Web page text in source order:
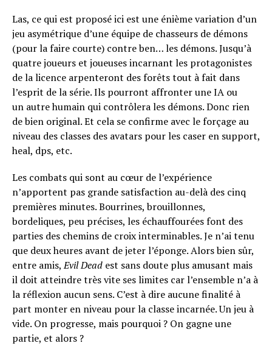
Las, ce qui est proposé ici est une énième variation d’un
jeu asymétrique d’une équipe de chasseurs de démons
(pour la faire courte) contre ben… les démons. Jusqu’à
quatre joueurs et joueuses incarnant les protagonistes
de la licence arpenteront des forêts tout à fait dans
l’esprit de la série. Ils pourront affronter une IA ou
un autre humain qui contrôlera les démons. Donc rien
de bien original. Et cela se confirme avec le forçage au
niveau des classes des avatars pour les caser en support,
heal, dps, etc.
Les combats qui sont au cœur de l’expérience
n’apportent pas grande satisfaction au-delà des cinq
premières minutes. Bourrines, brouillonnes,
bordeliques, peu précises, les échauffourées font des
parties des chemins de croix interminables. Je n’ai tenu
que deux heures avant de jeter l’éponge. Alors bien sûr,
entre amis,Evil Dead est sans doute plus amusant mais
il doit atteindre très vite ses limites car l’ensemble n’a à
la réflexion aucun sens. C’est à dire aucune finalité à
part monter en niveau pour la classe incarnée. Un jeu à
vide. On progresse, mais pourquoi ? On gagne une
partie, et alors ?